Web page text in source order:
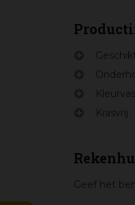
Krasvrij
Geef het